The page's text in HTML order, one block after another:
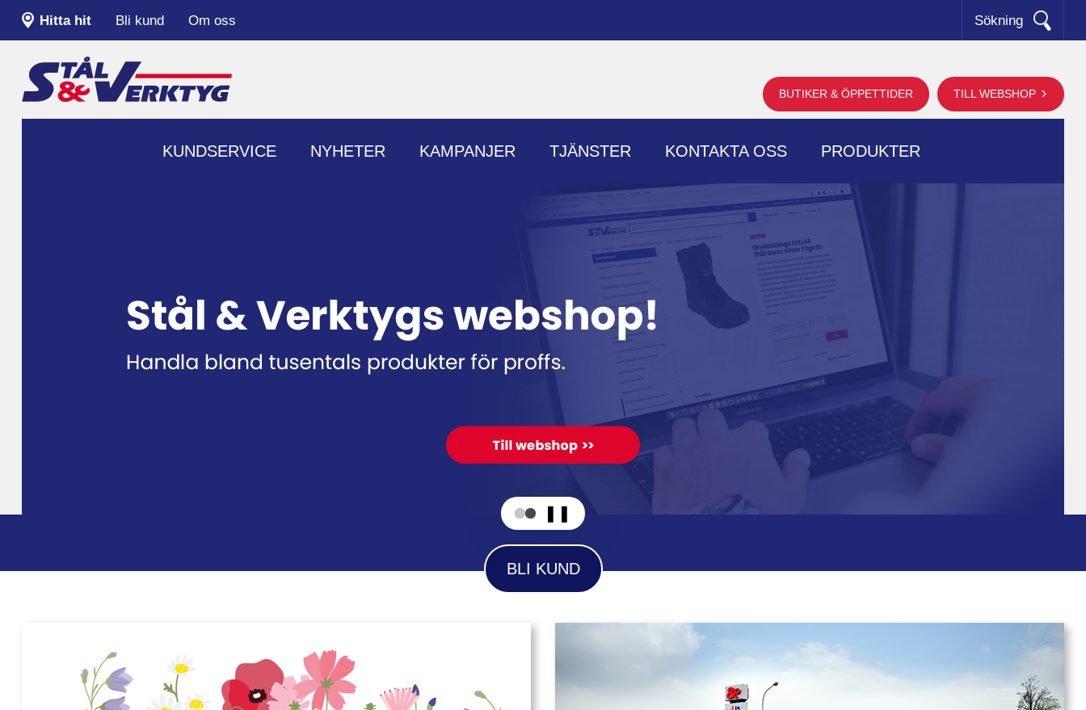
Hitta hit Bli kund Om oss Sökning
TILL WEBSHOP
BUTIKER & ÖPPETTIDER
KUNDSERVICE NYHETER KAMPANJER TJÄNSTER KONTAKTA OSS PRODUKTER
BLI KUND